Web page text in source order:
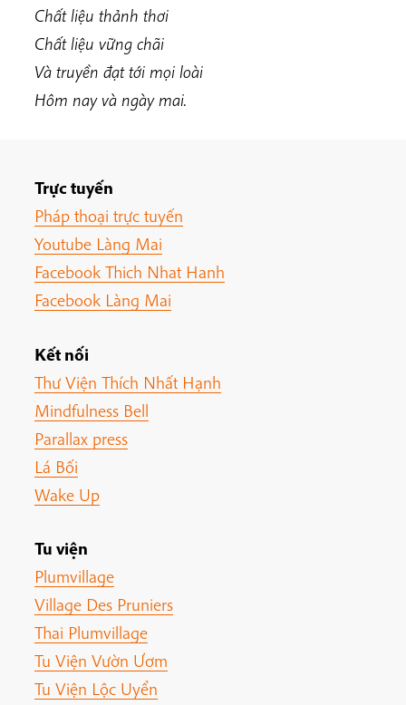
Chất liệu thảnh thơi
Chất liệu vững chãi
Và truyền đạt tới mọi loài
Hôm nay và ngày mai.
Trực tuyến
Pháp thoại trực tuyến
Youtube Làng Mai
Facebook Thich Nhat Hanh
Facebook Làng Mai
Kết nối
Thư Viện Thích Nhất Hạnh
Mindfulness Bell
Parallax press
Lá Bối
Wake Up
Tu viện
Plumvillage
Village Des Pruniers
Thai Plumvillage
Tu Viện Vườn Ươm
Tu Viện Lộc Uyển